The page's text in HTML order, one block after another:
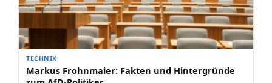
TECHNIK
Markus Frohnmaier: Fakten und Hintergründe